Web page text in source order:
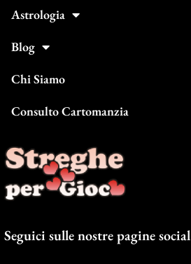
Astrologia
Blog
Chi Siamo
Consulto Cartomanzia
Seguici sulle nostre pagine social